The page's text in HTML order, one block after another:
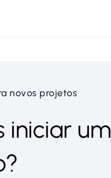
novos projetos
iniciar um